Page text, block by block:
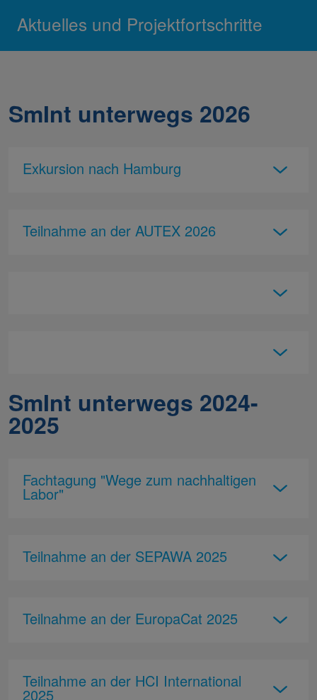
Aktuelles und Projektfortschritte
SmInt unterwegs 2026
Exkursion nach Hamburg
Teilnahme an der AUTEX 2026
SmInt unterwegs 2024-
2025
Fachtagung "Wege zum nachhaltigen
Labor"
Teilnahme an der SEPAWA 2025
Teilnahme an der EuropaCat 2025
Teilnahme an der HCI International
2025